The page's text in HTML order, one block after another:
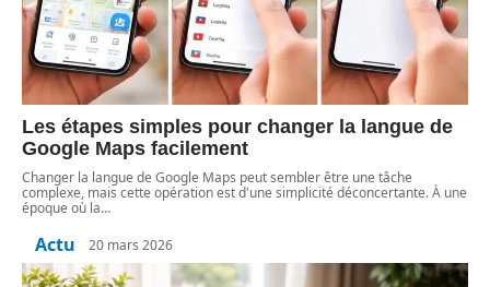
Les étapes simples pour changer la langue de
Google Maps facilement
Changer la langue de Google Maps peut sembler être une tâche
complexe, mais cette opération est d'une simplicité déconcertante. À une
époque où la…
Actu 20 mars 2026